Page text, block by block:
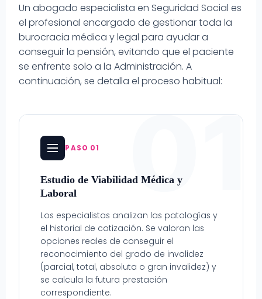
Un abogado especialista en Seguridad Social es
el profesional encargado de gestionar toda la
burocracia médica y legal para ayudar a
conseguir la pensión, evitando que el paciente
se enfrente solo a la Administración. A
continuación, se detalla el proceso habitual:
01
PASO 01
Estudio de Viabilidad Médica y
Laboral
Los especialistas analizan las patologías y
el historial de cotización. Se valoran las
opciones reales de conseguir el
reconocimiento del grado de invalidez
(parcial, total, absoluta o gran invalidez) y
se calcula la futura prestación
correspondiente.